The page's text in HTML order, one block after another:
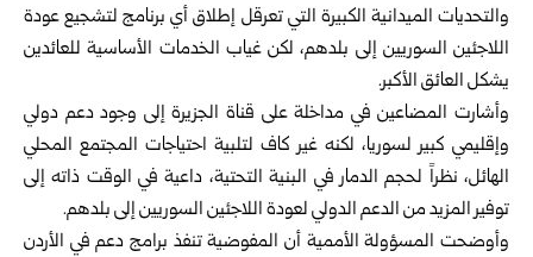
والتحديات الميدانية الكبيرة التي تعرقل إطلاق أي برنامج لتشجيع عودة
اللاجئين السوريين إلى بلدهم، لكن غياب الخدمات الأساسية للعائدين
يشكل العائق الأكبر.
وأشارت المضاعين في مداخلة على قناة الجزيرة إلى وجود دعم دولي
وإقليمي كبير لسوريا، لكنه غير كاف لتلبية احتياجات المجتمع المحلي
الهائل، نظراً لحجم الدمار في البنية التحتية، داعية في الوقت ذاته إلى
توفير المزيد من الدعم الدولي لعودة اللاجئين السوريين إلى بلدهم.
وأوضحت المسؤولة الأممية أن المفوضية تنفذ برامج دعم في الأردن